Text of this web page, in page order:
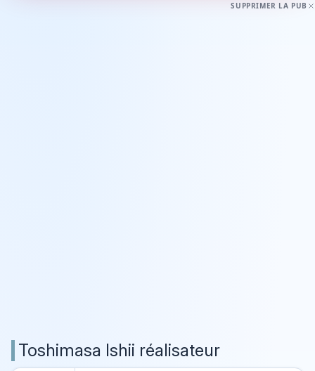
SUPPRIMER LA PUB
Toshimasa Ishii réalisateur